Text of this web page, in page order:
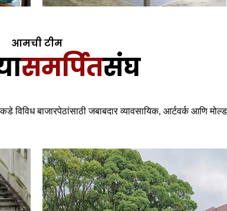
आमची टीम
समर्पितसंघ
बाजारपेठांसाठी जबाबदार व्यावसायिक, आर्टवर्क आणि